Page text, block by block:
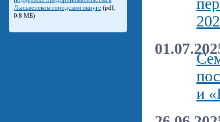
Лысьвенском городском округе (pdf,
0.8 МБ)
и